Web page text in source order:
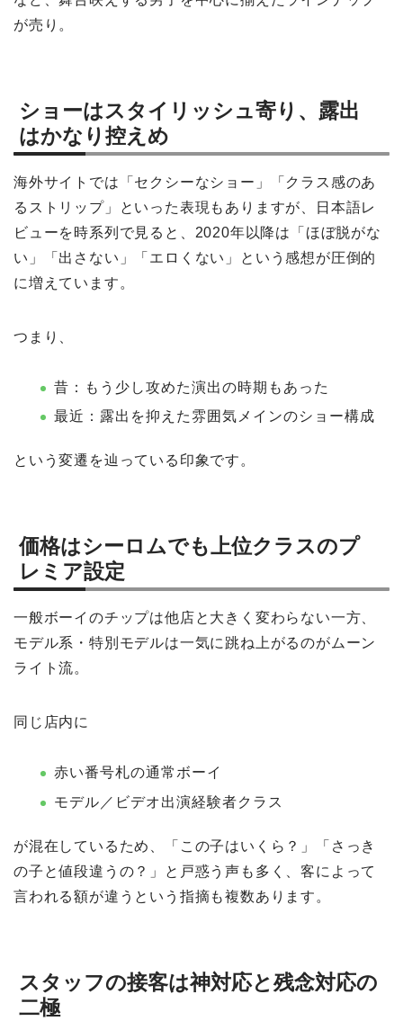
が売り。
ショーはスタイリッシュ寄り、露出
はかなり控えめ
海外サイトでは「セクシーなショー」「クラス感のあ
るストリップ」といった表現もありますが、日本語レ
ビューを時系列で見ると、2020年以降は「ほぼ脱がな
い」「出さない」「エロくない」という感想が圧倒的
に増えています。
つまり、
昔：もう少し攻めた演出の時期もあった
最近：露出を抑えた雰囲気メインのショー構成
という変遷を辿っている印象です。
価格はシーロムでも上位クラスのプ
レミア設定
一般ボーイのチップは他店と大きく変わらない一方、
モデル系・特別モデルは一気に跳ね上がるのがムーン
ライト流。
同じ店内に
赤い番号札の通常ボーイ
モデル／ビデオ出演経験者クラス
が混在しているため、「この子はいくら？」「さっき
の子と値段違うの？」と戸惑う声も多く、客によって
言われる額が違うという指摘も複数あります。
スタッフの接客は神対応と残念対応の
二極